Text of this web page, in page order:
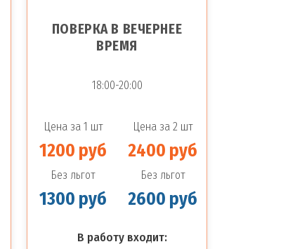
ПОВЕРКА В ВЕЧЕРНЕЕ
ВРЕМЯ
18:00-20:00
Цена за 1 шт Цена за 2 шт
1200 руб 2400 руб
Без льгот Без льгот
1300 руб 2600 руб
В работу входит: